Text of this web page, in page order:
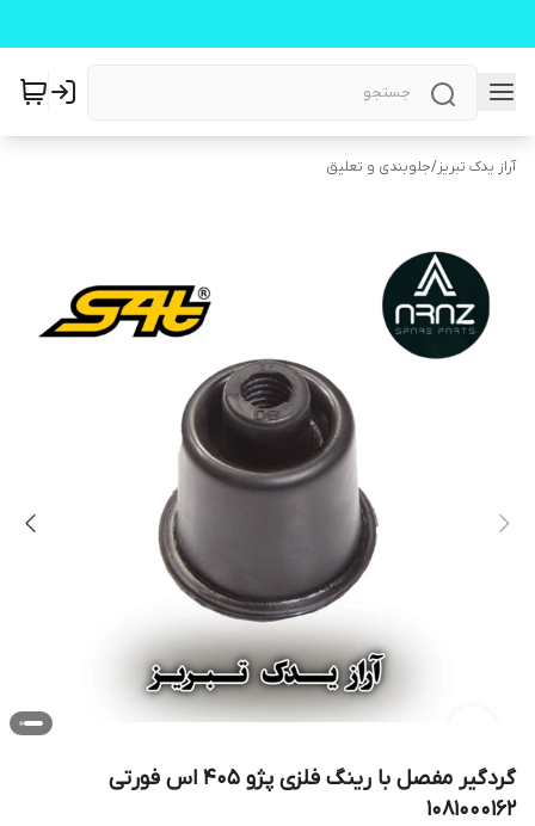
آراز یدک تبریز/جلوبندی و تعلیق
گردگیر مفصل با رینگ فلزی پژو 405 اس فورتی
1081000162